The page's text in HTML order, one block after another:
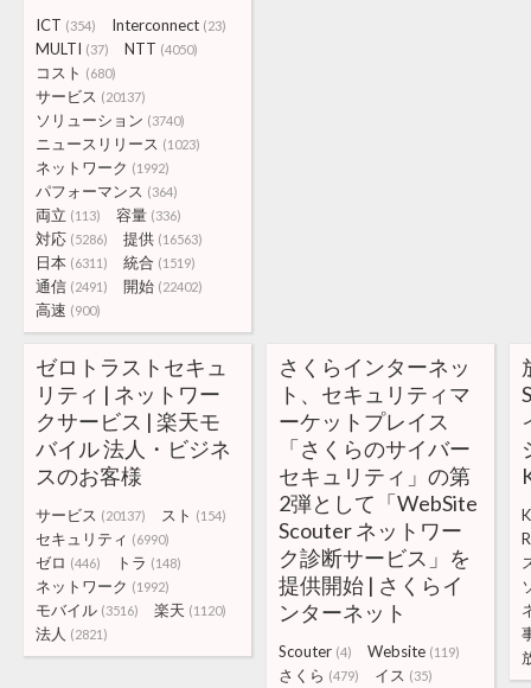
ICT (354) Interconnect (23)
MULTI (37) NTT (4050)
コスト (680)
サービス (20137)
ソリューション (3740)
ニュースリリース (1023)
ネットワーク (1992)
パフォーマンス (364)
両立 (113) 容量 (336)
対応 (5286) 提供 (16563)
日本 (6311) 統合 (1519)
通信 (2491) 開始 (22402)
高速 (900)
ゼロトラストセキュ
リティ | ネットワー
クサービス | 楽天モ
バイル 法人・ビジネ
スのお客様
サービス (20137) スト (154)
セキュリティ (6990)
ゼロ (446) トラ (148)
ネットワーク (1992)
モバイル (3516) 楽天 (1120)
法人 (2821)
さくらインターネッ
ト、セキュリティマ
ーケットプレイス
「さくらのサイバー
セキュリティ」の第
2弾として「WebSite
Scouter ネットワー
ク診断サービス」を
提供開始 | さくらイ
ンターネット
Scouter (4) Website (119)
さくら (479) イス (35)